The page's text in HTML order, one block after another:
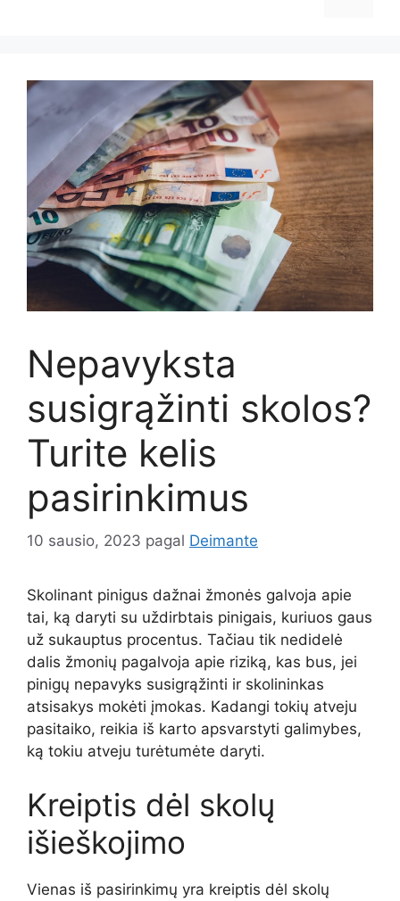
Nepavyksta
susigrąžinti skolos?
Turite kelis
pasirinkimus
10 sausio, 2023 pagal Deimante
Skolinant pinigus dažnai žmonės galvoja apie
tai, ką daryti su uždirbtais pinigais, kuriuos gaus
už sukauptus procentus. Tačiau tik nedidelė
dalis žmonių pagalvoja apie riziką, kas bus, jei
pinigų nepavyks susigrąžinti ir skolininkas
atsisakys mokėti įmokas. Kadangi tokių atveju
pasitaiko, reikia iš karto apsvarstyti galimybes,
ką tokiu atveju turėtumėte daryti.
Kreiptis dėl skolų
išieškojimo
Vienas iš pasirinkimų yra kreiptis dėl skolų